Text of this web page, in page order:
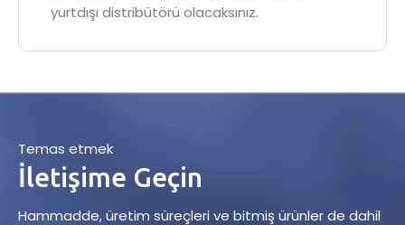
yurtdışı distribütörü olacaksınız.
Temas etmek
İletişime Geçin
Hammadde, üretim süreçleri ve bitmiş ürünler de dahil